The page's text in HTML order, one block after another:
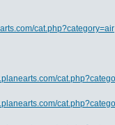
cat.php?category=air